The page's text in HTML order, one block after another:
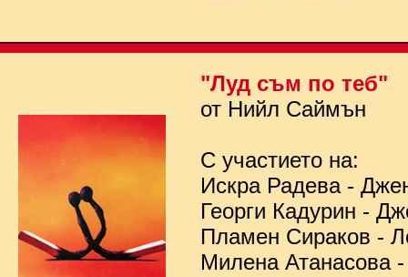
"Луд съм по теб"
от Нийл Саймън
С участието на:
Искра Радева -
Георги Кадурин -
Пламен Сираков -
Милена Атанасова